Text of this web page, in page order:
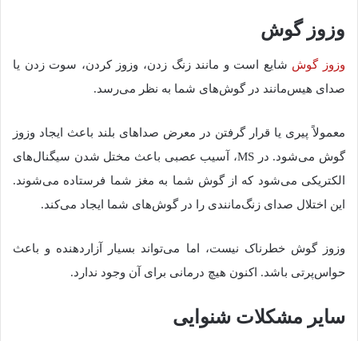
وزوز گوش
وزوز گوش شایع است و مانند زنگ زدن، وزوز کردن، سوت زدن یا
صدای هیس‌مانند در گوش‌های شما به نظر می‌رسد.
معمولاً پیری یا قرار گرفتن در معرض صداهای بلند باعث ایجاد وزوز
گوش می‌شود. در MS، آسیب عصبی باعث مختل شدن سیگنال‌های
الکتریکی می‌شود که از گوش شما به مغز شما فرستاده می‌شوند.
این اختلال صدای زنگ‌مانندی را در گوش‌های شما ایجاد می‌کند.
وزوز گوش خطرناک نیست، اما می‌تواند بسیار آزاردهنده و باعث
حواس‌پرتی باشد. اکنون هیچ درمانی برای آن وجود ندارد.
سایر مشکلات شنوایی